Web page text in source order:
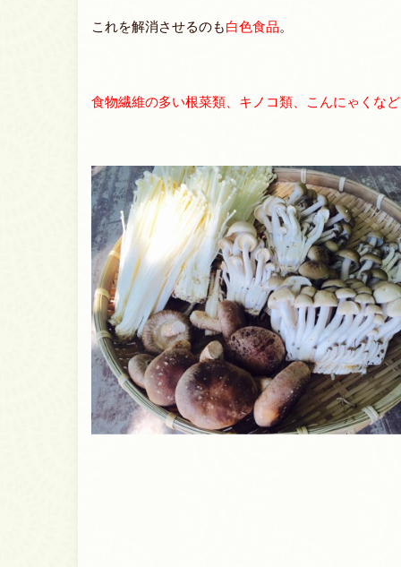
これを解消させるのも白色食品。
食物繊維の多い根菜類、キノコ類、こんにゃくなど